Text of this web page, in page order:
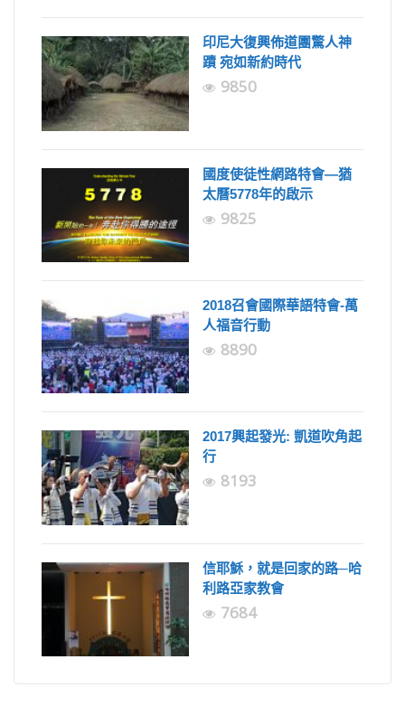
印尼大復興佈道團驚人神
蹟 宛如新約時代
9850
國度使徒性網路特會—猶
太曆5778年的啟示
9825
2018召會國際華語特會-萬
人福音行動
8890
2017興起發光: 凱道吹角起
行
8193
信耶穌，就是回家的路─哈
利路亞家教會
7684